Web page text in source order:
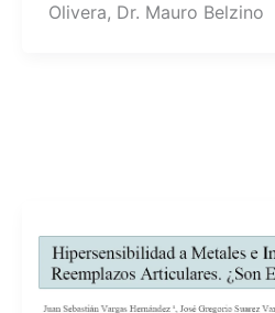
Olivera, Dr. Mauro Belzino